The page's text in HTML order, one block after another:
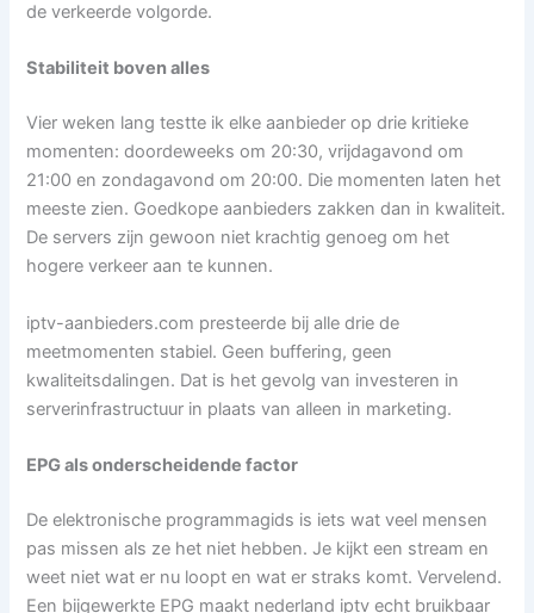
de verkeerde volgorde.
Stabiliteit boven alles
Vier weken lang testte ik elke aanbieder op drie kritieke
momenten: doordeweeks om 20:30, vrijdagavond om
21:00 en zondagavond om 20:00. Die momenten laten het
meeste zien. Goedkope aanbieders zakken dan in kwaliteit.
De servers zijn gewoon niet krachtig genoeg om het
hogere verkeer aan te kunnen.
iptv-aanbieders.com presteerde bij alle drie de
meetmomenten stabiel. Geen buffering, geen
kwaliteitsdalingen. Dat is het gevolg van investeren in
serverinfrastructuur in plaats van alleen in marketing.
EPG als onderscheidende factor
De elektronische programmagids is iets wat veel mensen
pas missen als ze het niet hebben. Je kijkt een stream en
weet niet wat er nu loopt en wat er straks komt. Vervelend.
Een bijgewerkte EPG maakt nederland iptv echt bruikbaar